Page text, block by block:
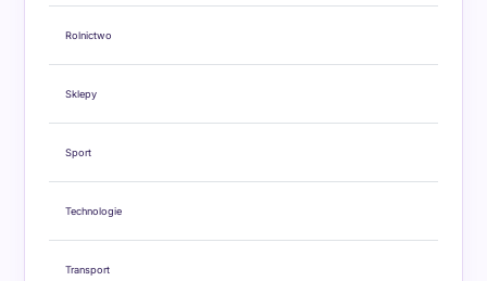
Rolnictwo
Sklepy
Sport
Technologie
Transport